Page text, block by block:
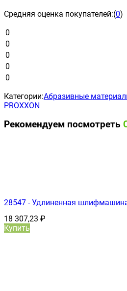
Средняя оценка покупателей:(0)
0
0
0
0
0
Категории:Абразивные
PROXXON
Рекомендуем посмотреть
28547 - Удлиненная шлифмашина
18 307,23 ₽
Купить